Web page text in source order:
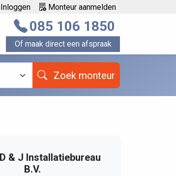
Inloggen Monteur aanmelden
085 106 1850
Of maak direct een afspraak
Zoek monteur
& J Installatiebureau
B.V.